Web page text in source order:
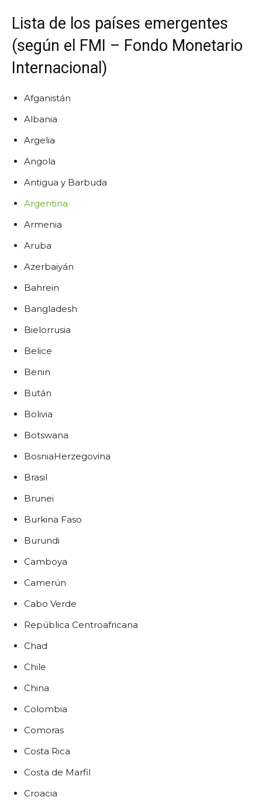
Lista de los países emergentes
(según el FMI – Fondo Monetario
Internacional)
Afganistán
Albania
Argelia
Angola
Antigua y Barbuda
Argentina
Armenia
Aruba
Azerbaiyán
Bahrein
Bangladesh
Bielorrusia
Belice
Benin
Bután
Bolivia
Botswana
BosniaHerzegovina
Brasil
Brunei
Burkina Faso
Burundi
Camboya
Camerún
Cabo Verde
República Centroafricana
Chad
Chile
China
Colombia
Comoras
Costa Rica
Costa de Marfil
Croacia